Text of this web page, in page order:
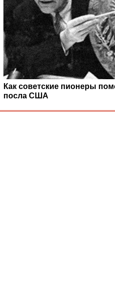
Как советские пионеры
посла США